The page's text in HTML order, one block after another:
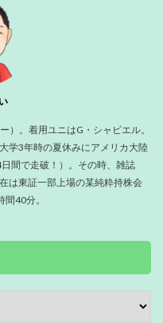
）。着用ユニはG・シャビエル。
学3年時の夏休みにアメリカ大陸
間で走破！）。その時、雑誌
は東証一部上場の某純粋持株会
40分。